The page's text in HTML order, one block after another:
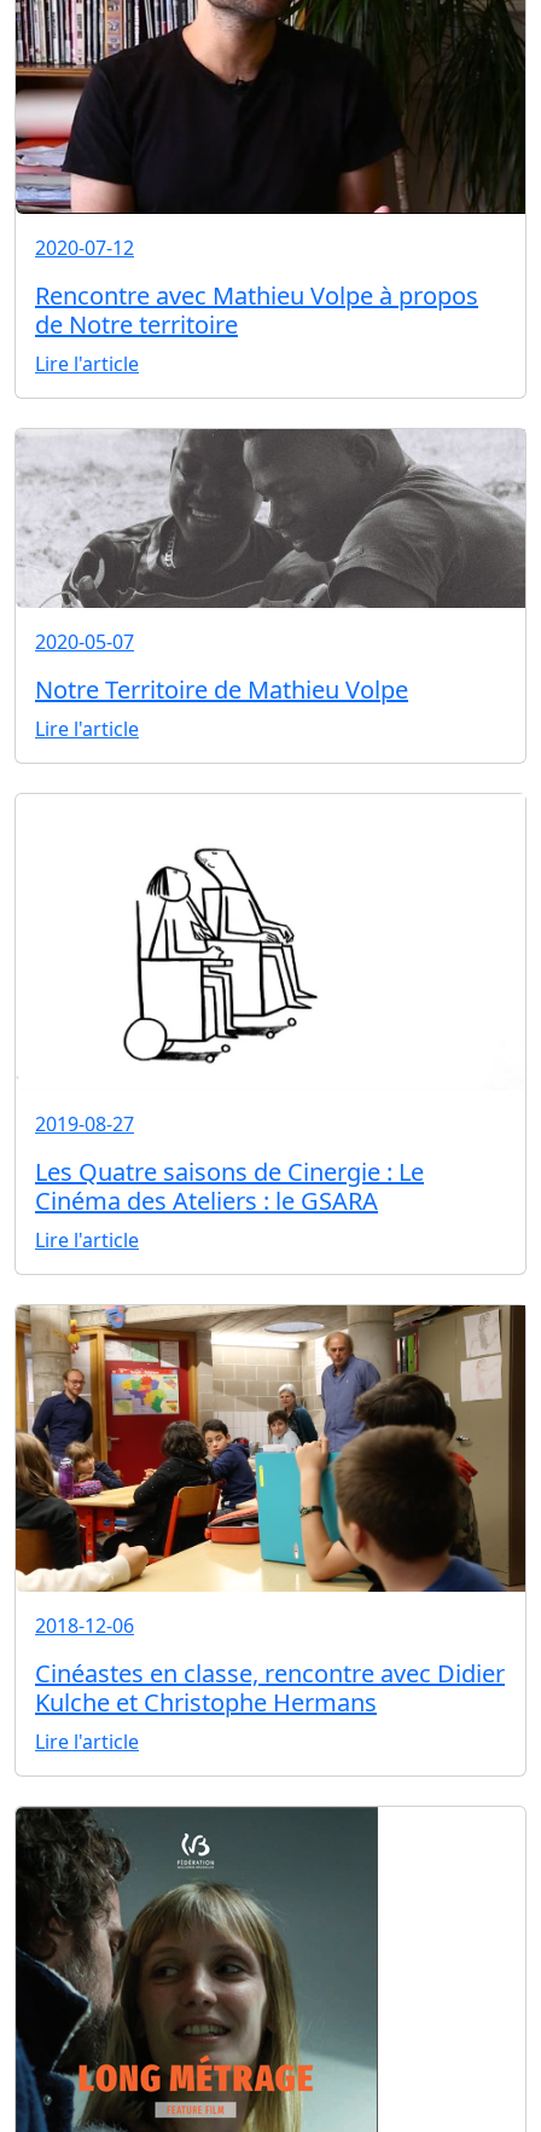
2020-07-12
Rencontre avec Mathieu Volpe à propos
de Notre territoire
Lire l'article
2020-05-07
Notre Territoire de Mathieu Volpe
Lire l'article
2019-08-27
Les Quatre saisons de Cinergie : Le
Cinéma des Ateliers : le GSARA
Lire l'article
2018-12-06
Cinéastes en classe, rencontre avec Didier
Kulche et Christophe Hermans
Lire l'article